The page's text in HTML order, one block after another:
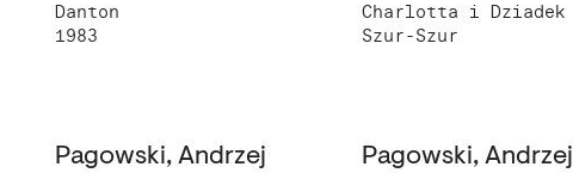
Danton
1983
Charlotta i Dziadek
Szur-Szur
Pagowski, Andrzej Pagowski, Andrzej